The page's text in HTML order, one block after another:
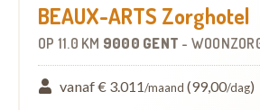
BEAUX-ARTS Zorghotel
OP 11.0 KM 9000 GENT -
vanaf € 3.011/maand (99,00/dag)